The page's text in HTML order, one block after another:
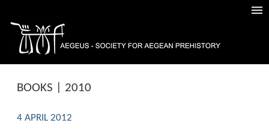
BOOKS | 2010
4 APRIL 2012